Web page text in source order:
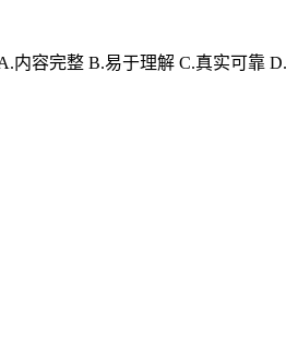
内容完整 B.易于理解 C.真实可靠